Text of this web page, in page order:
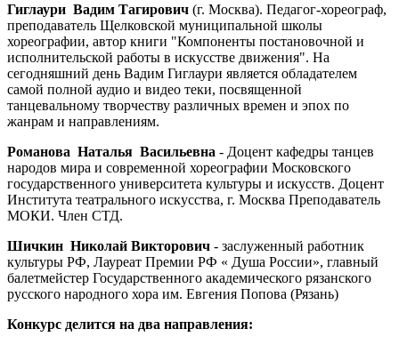
Гиглаури Вадим Тагирович (г. Москва). Педагог-хореограф,
преподаватель Щелковской муниципальной школы
хореографии, автор книги "Компоненты постановочной и
исполнительской работы в искусстве движения". На
сегодняшний день Вадим Гиглаури является обладателем
самой полной аудио и видео теки, посвященной
танцевальному творчеству различных времен и эпох по
жанрам и направлениям.
Романова Наталья Васильевна - Доцент кафедры танцев
народов мира и современной хореографии Московского
государственного университета культуры и искусств. Доцент
Института театрального искусства, г. Москва Преподаватель
МОКИ. Член СТД.
Шичкин Николай Викторович - заслуженный работник
культуры РФ, Лауреат Премии РФ « Душа России», главный
балетмейстер Государственного академического рязанского
русского народного хора им. Евгения Попова (Рязань)
Конкурс делится на два направления: